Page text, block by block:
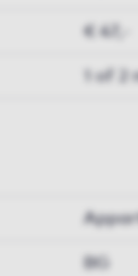
€ 47,-
1 of
BG